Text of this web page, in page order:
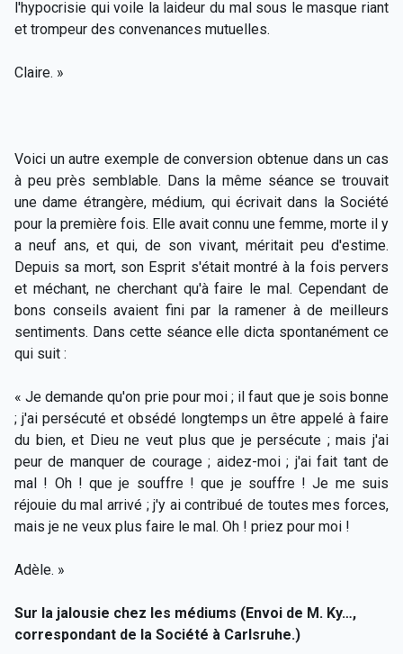
l'hypocrisie qui voile la laideur du mal sous le masque riant
et trompeur des convenances mutuelles.
Claire. »
Voici un autre exemple de conversion obtenue dans un cas
à peu près semblable. Dans la même séance se trouvait
une dame étrangère, médium, qui écrivait dans la Société
pour la première fois. Elle avait connu une femme, morte il y
a neuf ans, et qui, de son vivant, méritait peu d'estime.
Depuis sa mort, son Esprit s'était montré à la fois pervers
et méchant, ne cherchant qu'à faire le mal. Cependant de
bons conseils avaient fini par la ramener à de meilleurs
sentiments. Dans cette séance elle dicta spontanément ce
qui suit :
« Je demande qu'on prie pour moi ; il faut que je sois bonne
; j'ai persécuté et obsédé longtemps un être appelé à faire
du bien, et Dieu ne veut plus que je persécute ; mais j'ai
peur de manquer de courage ; aidez-moi ; j'ai fait tant de
mal ! Oh ! que je souffre ! que je souffre ! Je me suis
réjouie du mal arrivé ; j'y ai contribué de toutes mes forces,
mais je ne veux plus faire le mal. Oh ! priez pour moi !
Adèle. »
Sur la jalousie chez les médiums (Envoi de M. Ky…,
correspondant de la Société à Carlsruhe.)